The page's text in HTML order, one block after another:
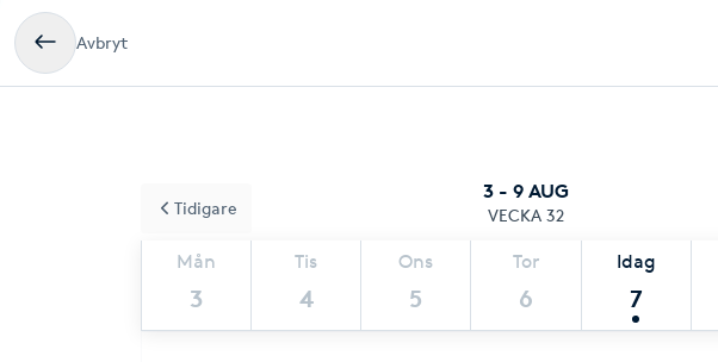
Avbryt
3 - 9 AUG
VECKA 32
Mån
3
Tis
4
Ons
5
Tor
6
Idag
7
Tidigare